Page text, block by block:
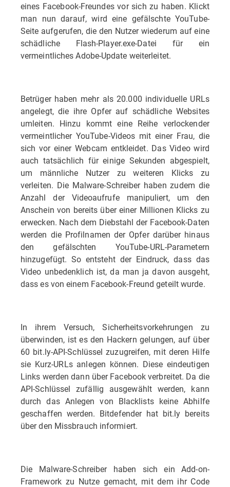
eines Facebook-Freundes vor sich zu haben. Klickt
man nun darauf, wird eine gefälschte YouTube-
Seite aufgerufen, die den Nutzer wiederum auf eine
schädliche Flash-Player.exe-Datei für ein
vermeintliches Adobe-Update weiterleitet.
Betrüger haben mehr als 20.000 individuelle URLs
angelegt, die ihre Opfer auf schädliche Websites
umleiten. Hinzu kommt eine Reihe verlockender
vermeintlicher YouTube-Videos mit einer Frau, die
sich vor einer Webcam entkleidet. Das Video wird
auch tatsächlich für einige Sekunden abgespielt,
um männliche Nutzer zu weiteren Klicks zu
verleiten. Die Malware-Schreiber haben zudem die
Anzahl der Videoaufrufe manipuliert, um den
Anschein von bereits über einer Millionen Klicks zu
erwecken. Nach dem Diebstahl der Facebook-Daten
werden die Profilnamen der Opfer darüber hinaus
den gefälschten YouTube-URL-Parametern
hinzugefügt. So entsteht der Eindruck, dass das
Video unbedenklich ist, da man ja davon ausgeht,
dass es von einem Facebook-Freund geteilt wurde.
In ihrem Versuch, Sicherheitsvorkehrungen zu
überwinden, ist es den Hackern gelungen, auf über
60 bit.ly-API-Schlüssel zuzugreifen, mit deren Hilfe
sie Kurz-URLs anlegen können. Diese eindeutigen
Links werden dann über Facebook verbreitet. Da die
API-Schlüssel zufällig ausgewählt werden, kann
durch das Anlegen von Blacklists keine Abhilfe
geschaffen werden. Bitdefender hat bit.ly bereits
über den Missbrauch informiert.
Die Malware-Schreiber haben sich ein Add-on-
Framework zu Nutze gemacht, mit dem ihr Code